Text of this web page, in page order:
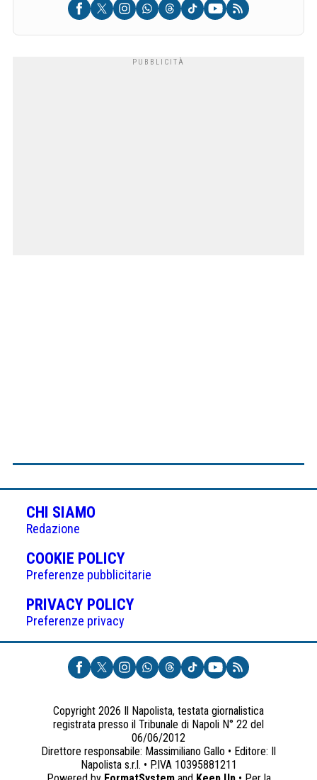
CHI SIAMO
Redazione
COOKIE POLICY(APRE
IN
UNA
NUOVA
Preferenze pubblicitarie
PRIVACY POLICY(APRE
UNA
NUOVA
SCHEDA)
Preferenze privacy
Copyright 2026 Il Napolista, testata giornalistica
registrata presso il Tribunale di Napoli N° 22 del
06/06/2012
Direttore responsabile: Massimiliano Gallo • Editore: Il
Napolista s.r.l. • P.IVA 10395881211